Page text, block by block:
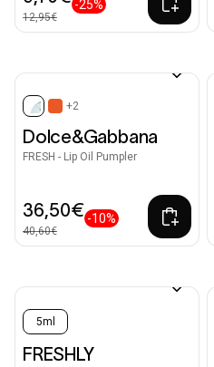
12,95€
-25%
selected
+2
Dolce&Gabbana
FRESH - Lip Oil Pumpler
36,50€
40,60€
-10%
5ml
FRESHLY